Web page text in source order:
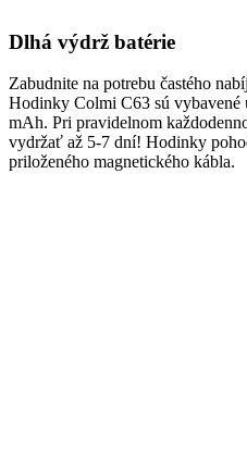
Dlhá výdrž batérie
Zabudnite na potrebu častého
Hodinky Colmi C63 sú vybavené
mAh. Pri pravidelnom
vydržať až 5-7 dní! Hodinky
priloženého magnetického kábla.